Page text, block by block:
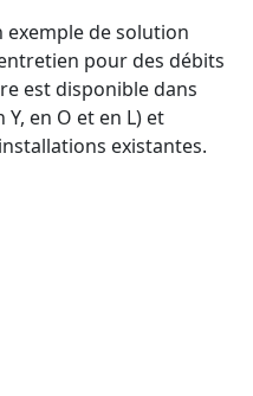
exemple de solution
pour des débits
est disponible dans
en O et en L) et
existantes.